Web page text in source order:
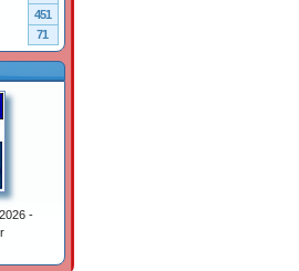
451
71
-